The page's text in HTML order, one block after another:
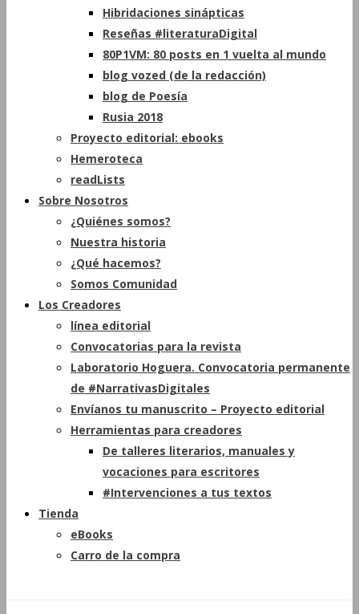
Hibridaciones sinápticas
Reseñas #literaturaDigital
80P1VM: 80 posts en 1 vuelta al mundo
blog vozed (de la redacción)
blog de Poesía
Rusia 2018
Proyecto editorial: ebooks
Hemeroteca
readLists
Sobre Nosotros
¿Quiénes somos?
Nuestra historia
¿Qué hacemos?
Somos Comunidad
Los Creadores
línea editorial
Convocatorias para la revista
Laboratorio Hoguera. Convocatoria permanente
de #NarrativasDigitales
Envíanos tu manuscrito – Proyecto editorial
Herramientas para creadores
De talleres literarios, manuales y
vocaciones para escritores
#Intervenciones a tus textos
Tienda
eBooks
Carro de la compra